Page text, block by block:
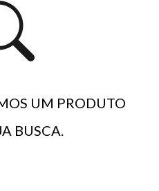
COMPRA*
UM PRODUTO
BUSCA.